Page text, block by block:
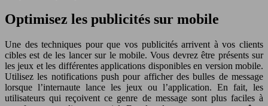
Optimisez les publicités sur mobile
Une des techniques pour que vos publicités arrivent à vos clients
cibles est de les lancer sur le mobile. Vous devrez être présents sur
les jeux et les différentes applications disponibles en version mobile.
Utilisez les notifications push pour afficher des bulles de message
lorsque l’internaute lance les jeux ou l’application. En fait, les
utilisateurs qui reçoivent ce genre de message sont plus faciles à